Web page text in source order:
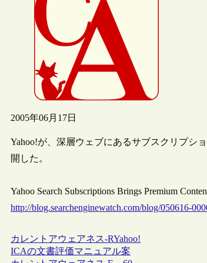
2005年06月17日
Yahoo!が、深層ウェブにあるサブスクリプシ
開した。
Yahoo Search Subscriptions Brings Premium
http://blog.searchenginewatch.com/blog/050616-
カレントアウェアネス-RYahoo!
ICAの文書評価マニュアル案